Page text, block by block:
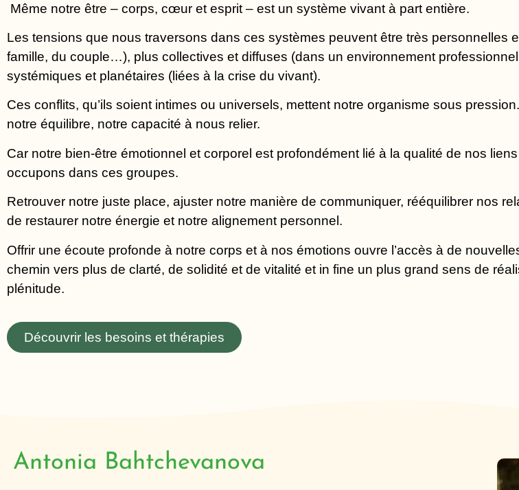
Même notre être – corps, cœur et esprit – est un système vivant à part entière.
Les tensions que nous traversons dans ces systèmes peuvent être très personnelles
famille, du couple…), plus collectives et diffuses (dans un environnement
systémiques et planétaires (liées à la crise du vivant).
Ces conflits, qu’ils soient intimes ou universels, mettent notre organisme sous
notre équilibre, notre capacité à nous relier.
Car notre bien-être émotionnel et corporel est profondément lié à la qualité de nos
occupons dans ces groupes.
Retrouver notre juste place, ajuster notre manière de communiquer, rééquilibrer nos
de restaurer notre énergie et notre alignement personnel.
Offrir une écoute profonde à notre corps et à nos émotions ouvre l’accès à de
chemin vers plus de clarté, de solidité et de vitalité et in fine un plus grand sens de
plénitude.
Découvrir les besoins et thérapies
Antonia Bahtchevanova